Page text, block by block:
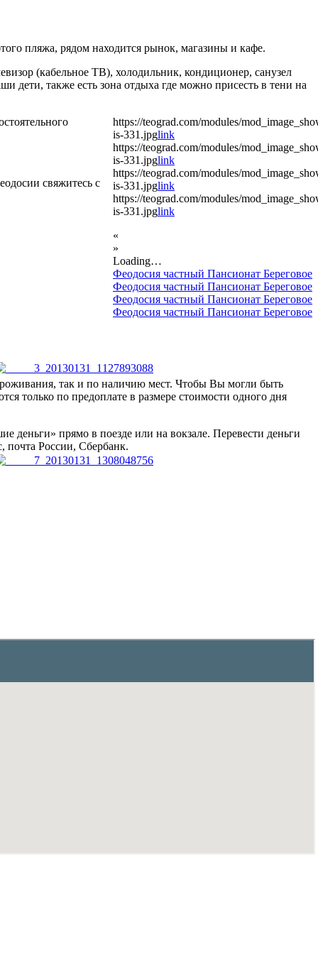
пляжа, рядом находится рынок, магазины и кафе.
(кабельное ТВ), холодильник, кондиционер, санузел
дети, также есть зона отдыха где можно присесть в тени на
https://teograd.com/modules/
is-331.jpglink
https://teograd.com/modules/
is-331.jpglink
https://teograd.com/modules/
is-331.jpglink
https://teograd.com/modules/
is-331.jpglink
«
»
Loading…
Феодосия частный Пансионат Береговое
Феодосия частный Пансионат Береговое
Феодосия частный Пансионат Береговое
Феодосия частный Пансионат Береговое
свяжитесь с
так и по наличию мест. Чтобы Вы могли быть
только по предоплате в размере стоимости одного дня
деньги» прямо в поезде или на вокзале. Перевести деньги
почта России, Сбербанк.